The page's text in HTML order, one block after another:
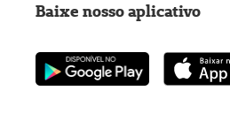
Baixe nosso aplicativo